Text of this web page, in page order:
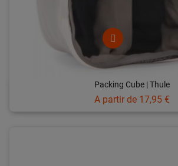
Packing Cube | Thule
A partir de Prix
17,95 €